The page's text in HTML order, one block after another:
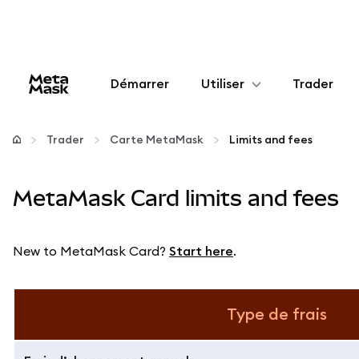
Démarrer Utiliser
Configurer
Restez en sécurité
Trader
Trader Carte MetaMask Limits and fees
MetaMask Card limits and fees
New to MetaMask Card? Start here.
Type de frais